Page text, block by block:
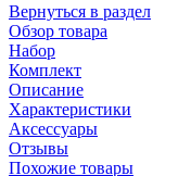
Вернуться в раздел
Обзор товара
Набор
Комплект
Описание
Характеристики
Аксессуары
Отзывы
Похожие товары